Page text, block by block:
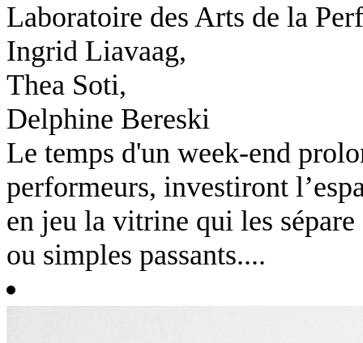
Laboratoire des Arts de la
Ingrid Liavaag,
Thea Soti,
Delphine Bereski
Le temps d'un week-end
performeurs, investiront
en jeu la vitrine qui les
ou simples passants....